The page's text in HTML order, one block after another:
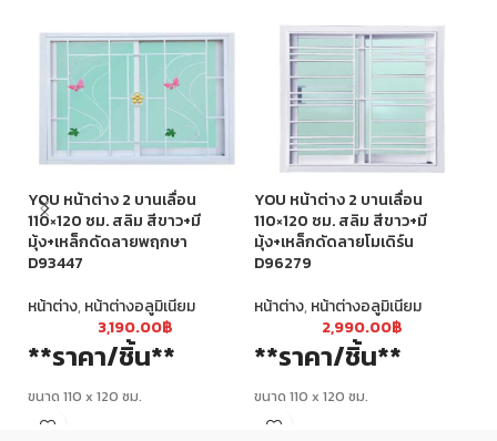
YOU หน้าต่าง 2 บานเลื่อน
110×120 ซม. สลิม สีขาว+มี
มุ้ง+เหล็กดัดลายพฤกษา
D93447
หน้าต่าง,หน้าต่างอลูมิเนียม
3,190.00฿
**ราคา/ชิ้น**
ขนาด 110 x 120 ซม.
YOU หน้าต่าง 2 บานเลื่อน
110×120 ซม. สลิม สีขาว+มี
มุ้ง+เหล็กดัดลายโมเดิร์น
D96279
หน้าต่าง,หน้าต่างอลูมิเนียม
2,990.00฿
**ราคา/ชิ้น**
ขนาด 110 x 120 ซม.